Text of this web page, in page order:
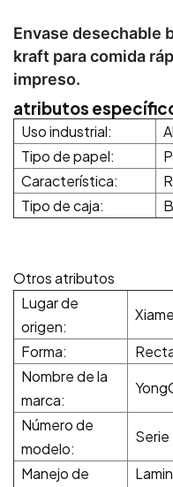
Envase desechable
kraft para comida
impreso.
atributos
Uso industrial:
Tipo de papel:
Característica:
Tipo de caja:
Otros atributos
Lugar de
origen:
Forma:
Nombre de la
marca:
Número de
modelo:
Serie
Manejo de